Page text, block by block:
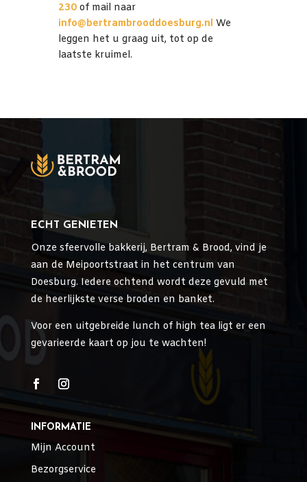
230of mail naar
info@bertrambrooddoesburg.nl We
leggen het u graag uit, tot op de
laatste kruimel.
ECHT GENIETEN
Onze sfeervolle bakkerij, Bertram & Brood, vind je
aan de Meipoortstraat in het centrum van
Doesburg. Iedere ochtend wordt deze gevuld met
de heerlijkste verse broden en banket.
Voor een uitgebreide lunch of high tea ligt er een
gevarieerde kaart op jou te wachten!
INFORMATIE
Mijn Account
Bezorgservice